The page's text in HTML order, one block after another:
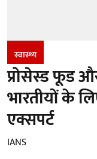
स्वास्थ्य
प्रोसेस्ड फूड
भारतीयों के
एक्सपर्ट
IANS